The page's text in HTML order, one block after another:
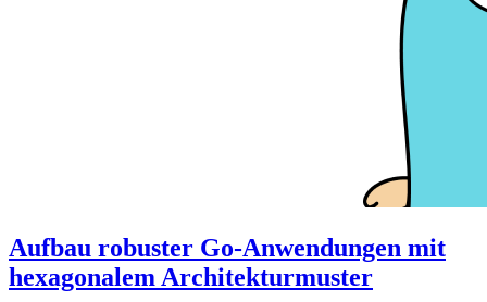
Aufbau robuster Go-Anwendungen mit
hexagonalem Architekturmuster